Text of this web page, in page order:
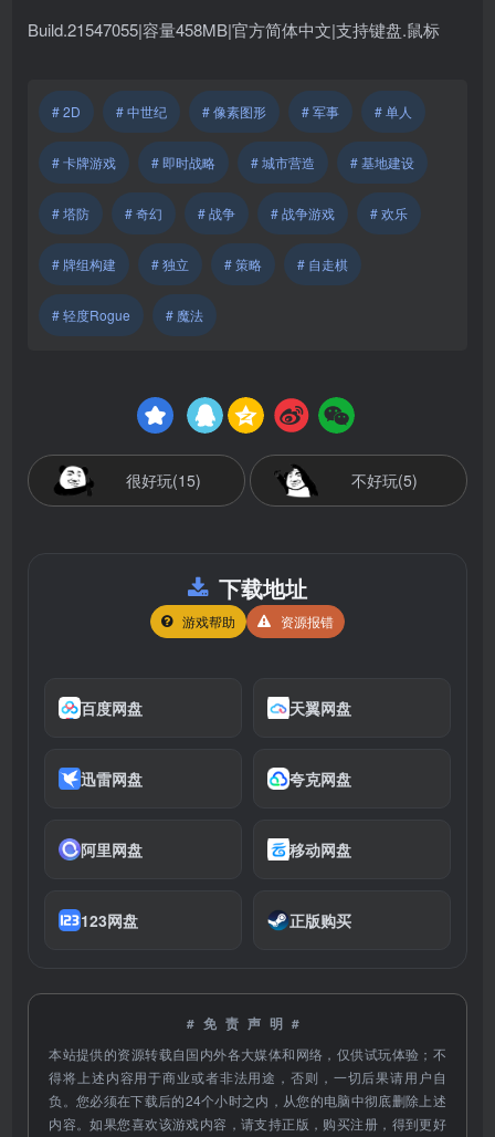
Build.21547055|容量458MB|官方简体中文|支持键盘.鼠标
# 2D # 中世纪 # 像素图形 # 军事 # 单人
# 卡牌游戏 # 即时战略 # 城市营造 # 基地建设
# 塔防 # 奇幻 # 战争 # 战争游戏 # 欢乐
# 牌组构建 # 独立 # 策略 # 自走棋
# 轻度Rogue # 魔法
很好玩(15) 不好玩(5)
下载地址
游戏帮助 资源报错
百度网盘 天翼网盘
迅雷网盘 夸克网盘
阿里网盘 移动网盘
123网盘 正版购买
#免责声明#
本站提供的资源转载自国内外各大媒体和网络，仅供试玩体验；不
得将上述内容用于商业或者非法用途，否则，一切后果请用户自
负。您必须在下载后的24个小时之内，从您的电脑中彻底删除上述
内容。如果您喜欢该游戏内容，请支持正版，购买注册，得到更好